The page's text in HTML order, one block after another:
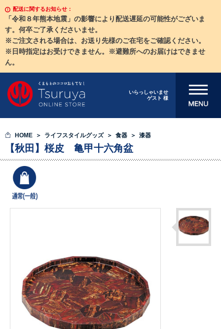
配送に関するお知らせ：
「令和８年熊本地震」の影響により配送遅延の可能性がございま
す。何卒ご了承くださいませ。
※ご注文される場合は、お送り先様のご在宅をご確認ください。
※日時指定はお受けできません。※避難所へのお届けはできませ
ん。
いらっしゃいませ
ゲスト 様
メニューを開
HOME ライフスタイルグッズ 食器 漆器
【秋田】桜皮 亀甲十六角盆